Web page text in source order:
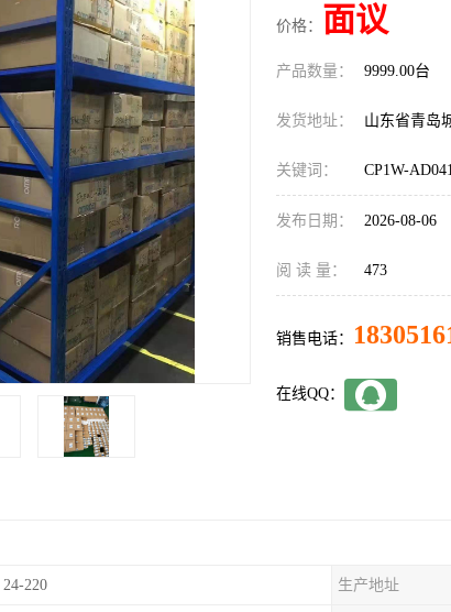
价格： 面议
产品数量： 9999.00台
发货地址： 山东省青岛
关键词： CP1W-
发布日期： 2026-08-06
阅 读 量： 473
销售电话：
在线QQ：
24-220 生产地址